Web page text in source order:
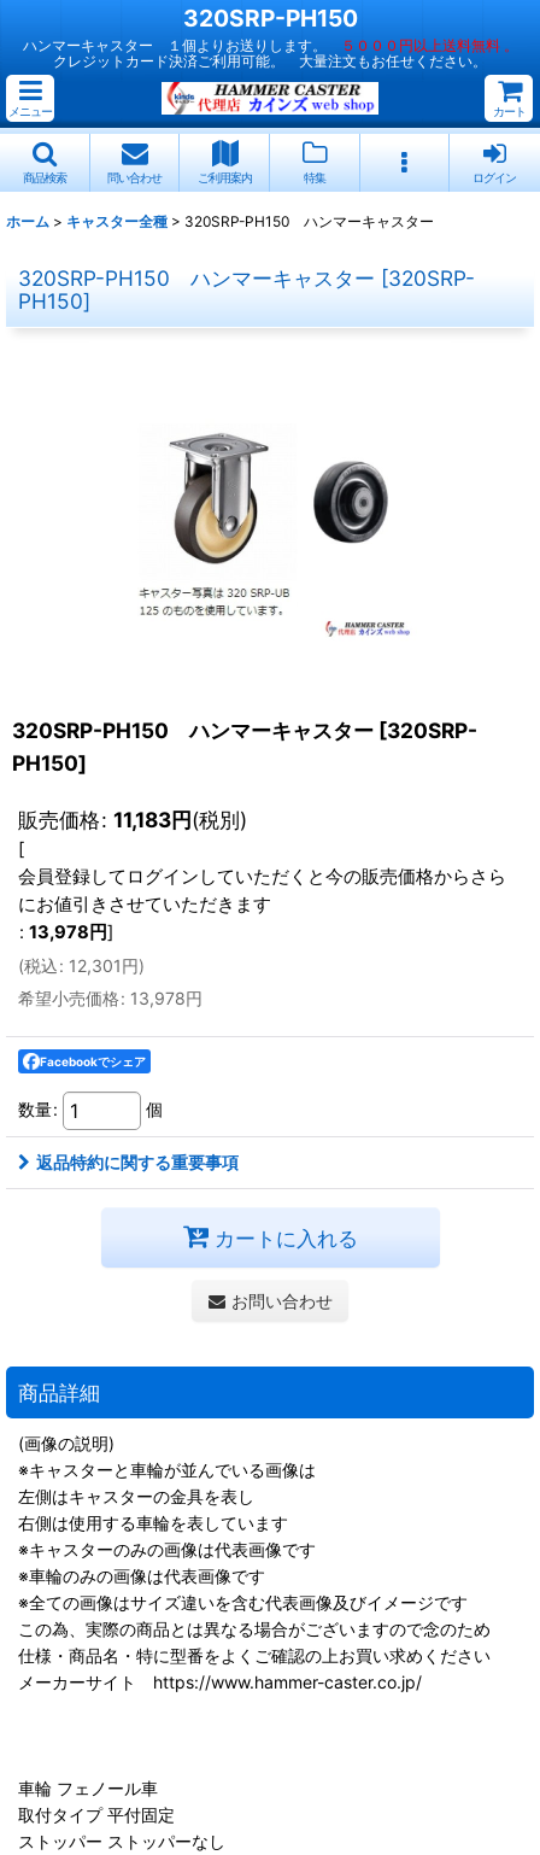
320SRP-PH150
ハンマーキャスター １個よりお送りします。
５０００円以上送料無料 。
クレジットカード決済ご利用可能。 大量注文もお任せください。
メニュー カート
商品検索 問い合わせ ご利用案内 特集 ログイン
ホーム > キャスター全種 > 320SRP-PH150 ハンマーキャスター
320SRP-PH150 ハンマーキャスター [320SRP-
PH150]
320SRP-PH150 ハンマーキャスター [320SRP-
PH150]
販売価格: 11,183円(税別)
[
会員登録してログインしていただくと今の販売価格からさら
にお値引きさせていただきます
: 13,978 円]
(税込: 12,301円)
希望小売価格: 13,978円
Facebookでシェア
数量: 個
返品特約に関する重要事項
カートに入れる
お問い合わせ
商品詳細
(画像の説明)
※キャスターと車輪が並んでいる画像は
左側はキャスターの金具を表し
右側は使用する車輪を表しています
※キャスターのみの画像は代表画像です
※車輪のみの画像は代表画像です
※全ての画像はサイズ違いを含む代表画像及びイメージです
この為、実際の商品とは異なる場合がございますので念のため
仕様・商品名・特に型番をよくご確認の上お買い求めください
メーカーサイト https://www.hammer-caster.co.jp/
車輪 フェノール車
取付タイプ 平付固定
ストッパー ストッパーなし